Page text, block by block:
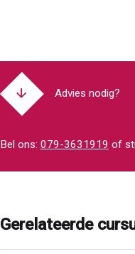
Advies nodig?
Bel ons: 079-3631919 of
Gerelateerde